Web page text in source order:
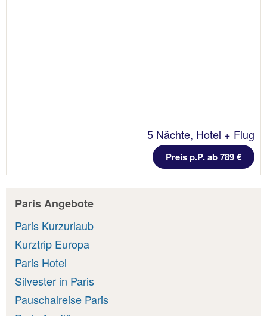
5 Nächte, Hotel + Flug
Preis p.P. ab 789 €
Paris Angebote
Paris Kurzurlaub
Kurztrip Europa
Paris Hotel
Silvester in Paris
Pauschalreise Paris